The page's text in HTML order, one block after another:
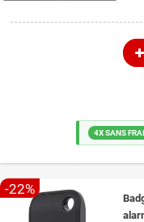
4X SANS
-22%